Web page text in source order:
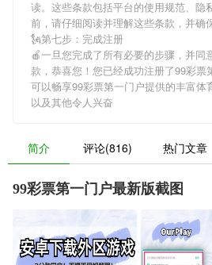
读。这些条款包括平台的使用规范、隐
前，请仔细阅读并理解这些条款，并确
🗽第七步：完成注册
🍎一旦您完成了所有必要的步骤，并同
款，恭喜您！您已经成功注册了99彩票
可以畅享99彩票第一门户提供的丰富体
以及其他令人兴奋
简介 评论(816) 热门文章
99彩票第一门户最新版截图